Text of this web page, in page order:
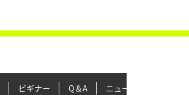
ビギナー Q＆A ニュース＆トピックス